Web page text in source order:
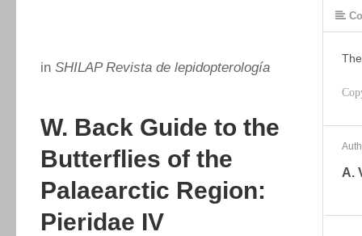
in SHILAP Revista de lepidopterología
W. Back Guide to the
Butterflies of the
Palaearctic Region:
Pieridae IV
A.